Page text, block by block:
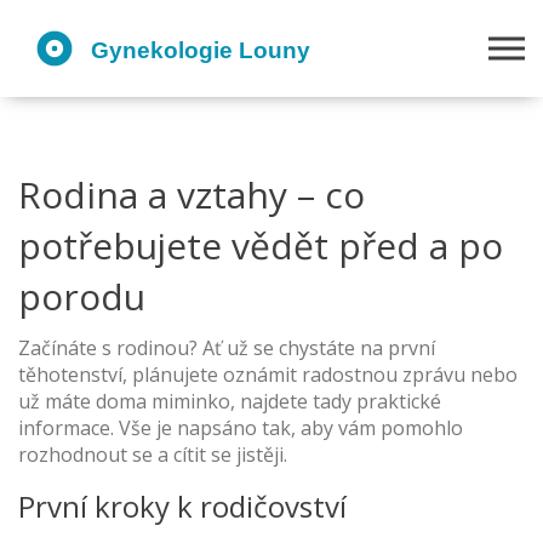
Rodina a vztahy – co
potřebujete vědět před a po
porodu
Začínáte s rodinou? Ať už se chystáte na první
těhotenství, plánujete oznámit radostnou zprávu nebo
už máte doma miminko, najdete tady praktické
informace. Vše je napsáno tak, aby vám pomohlo
rozhodnout se a cítit se jistěji.
První kroky k rodičovství